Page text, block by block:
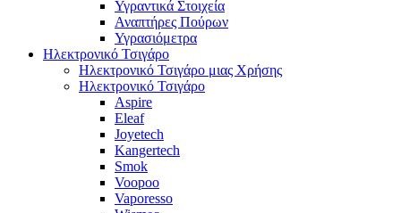
Υγραντικά Στοιχεία
Αναπτήρες Πούρων
Υγρασιόμετρα
Ηλεκτρονικό Τσιγάρο
Ηλεκτρονικό Τσιγάρο μιας Χρήσης
Ηλεκτρονικό Τσιγάρο
Aspire
Eleaf
Joyetech
Kangertech
Smok
Voopoo
Vaporesso